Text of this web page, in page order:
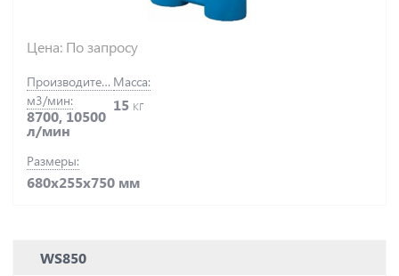
Цена: По запросу
Производительность,
м3/мин:
8700, 10500
л/мин
Масса:
15 кг
Размеры:
680х255х750 мм
WS850